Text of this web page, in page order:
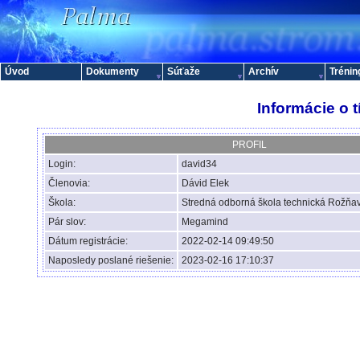
Informácie o
PROFIL
Login:
david34
Členovia:
Dávid Elek
Škola:
Stredná odborná škola technická
Pár slov:
Megamind
Dátum registrácie:
2022-02-14 09:49:50
Naposledy poslané riešenie:
2023-02-16 17:10:37
Úvod Dokumenty Súťaže Archív